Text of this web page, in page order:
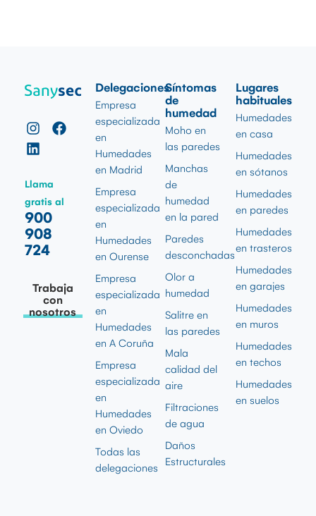
Llama
gratis al
900
908
724
Trabaja
con
nosotros
Delegaciones
Empresa
especializada
en
Humedades
en Madrid
Empresa
especializada
en
Humedades
en Ourense
Empresa
especializada
en
Humedades
en A Coruña
Empresa
especializada
en
Humedades
en Oviedo
Todas las
delegaciones
Síntomas
de
humedad
Moho en
las paredes
Manchas
de
humedad
en la pared
Paredes
desconchadas
Olor a
humedad
Salitre en
las paredes
Mala
calidad del
aire
Filtraciones
de agua
Daños
Estructurales
Lugares
habituales
Humedades
en casa
Humedades
en sótanos
Humedades
en paredes
Humedades
en trasteros
Humedades
en garajes
Humedades
en muros
Humedades
en techos
Humedades
en suelos